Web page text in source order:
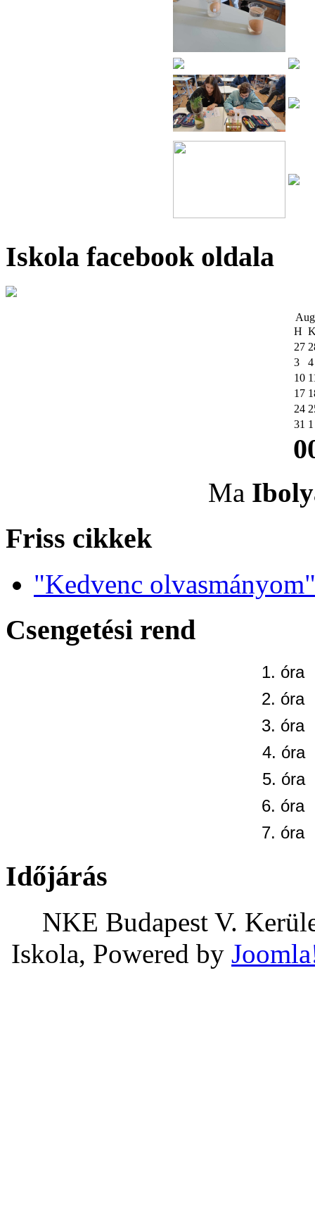
Iskola facebook oldala
H
27
3
4
10
17
24
31 1
Ma
Friss cikkek
"Kedvenc
Csengetési rend
1. óra
2. óra
3. óra
4. óra
5.
6. óra
7. óra
Időjárás
NKE Budapest V.
Iskola, Powered by